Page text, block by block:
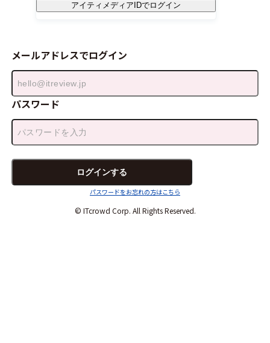
アイティメディアIDでログイン
メールアドレスでログイン
パスワード
パスワードをお忘れの方はこちら
© ITcrowd Corp. All Rights Reserved.